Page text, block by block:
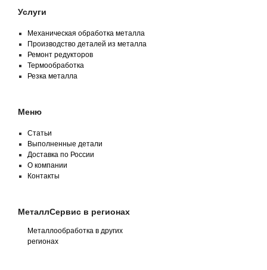
Услуги
Механическая обработка металла
Производство деталей из металла
Ремонт редукторов
Термообработка
Резка металла
Меню
Статьи
Выполненные детали
Доставка по России
О компании
Контакты
МеталлСервис в регионах
Металлообработка в других
регионах